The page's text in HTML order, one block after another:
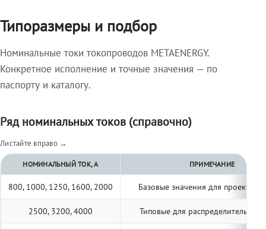
Типоразмеры и подбор
Номинальные токи токопроводов METAENERGY.
Конкретное исполнение и точные значения — по
паспорту и каталогу.
Ряд номинальных токов (справочно)
Листайте вправо →
НОМИНАЛЬНЫЙ ТОК, А ПРИМЕЧАНИЕ
800, 1000, 1250, 1600, 2000 Базовые значения для
2500, 3200, 4000 Типовые для распределительных